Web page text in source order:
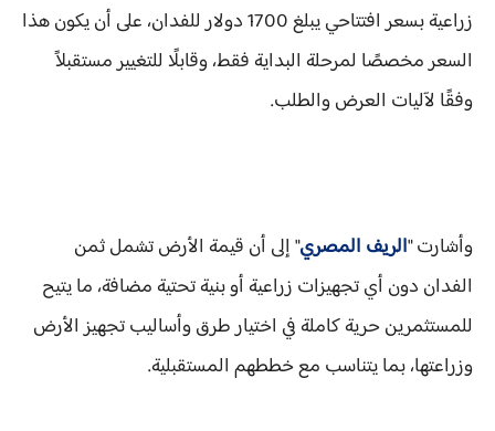
زراعية بسعر افتتاحي يبلغ 1700 دولار للفدان، على أن يكون هذا
السعر مخصصًا لمرحلة البداية فقط، وقابلًا للتغيير مستقبلاً
وفقًا لآليات العرض والطلب.
وأشارت "الريف المصري" إلى أن قيمة الأرض تشمل ثمن
الفدان دون أي تجهيزات زراعية أو بنية تحتية مضافة، ما يتيح
للمستثمرين حرية كاملة في اختيار طرق وأساليب تجهيز الأرض
وزراعتها، بما يتناسب مع خططهم المستقبلية.